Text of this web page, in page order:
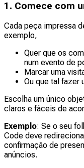
1. Comece com
Cada peça impressa
exemplo,
Quer que os
num evento de
Marcar uma
Ou que tal fazer
Escolha um único
claros e fáceis de
Exemplo: Se o seu
Code deve
confirmação de
anúncios.